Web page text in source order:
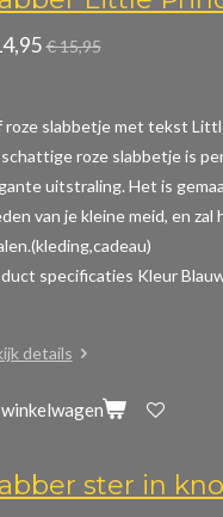
€ 15,95
roze slabbetje met tekst
roze slabbetje is
uitstraling. Het is
van je kleine meid, en
specificaties Kleur
details
ster in